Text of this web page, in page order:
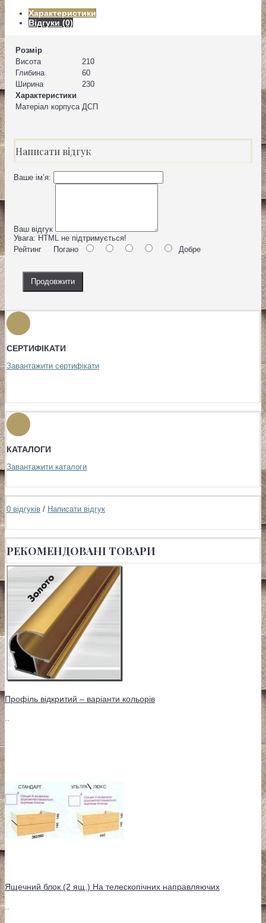
Характеристики
Відгуки (0)
Розмір
Висота
210
Глибина
60
Ширина
230
Характеристики
Матеріал корпуса ДСП
Написати відгук
Ваше ім’я:
Ваш відгук
Увага: HTML не підтримується!
Рейтинг Погано Добре
Продовжити
СЕРТИФІКАТИ
Завантажити сертифікати
КАТАЛОГИ
Завантажити каталоги
0 відгуків / Написати відгук
РЕКОМЕНДОВАНІ ТОВАРИ
Профіль відкритий – варіанти кольорів
..
Ящечний блок (2 ящ.) На телескопічних направляючих